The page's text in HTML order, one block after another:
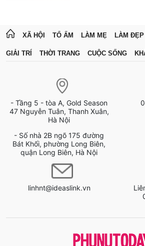
XÃ HỘI TỔ ẤM LÀM MẸ LÀM ĐẸP
GIẢI TRÍ THỜI TRANG CUỘC SỐNG
- Tầng 5 - tòa A, Gold Season
47 Nguyễn Tuân, Thanh Xuân,
Hà Nội
- Số nhà 2B ngõ 175 đường
Bát Khối, phường Long Biên,
quận Long Biên, Hà Nội
linhnt@ideaslink.vn